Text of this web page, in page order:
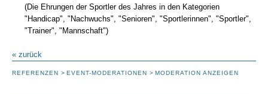
(Die Ehrungen der Sportler des Jahres in den Kategorien
"Handicap", "Nachwuchs", "Senioren", "Sportlerinnen", "Sportler",
"Trainer", "Mannschaft")
« zurück
REFERENZEN EVENT-MODERATIONEN MODERATION ANZEIGEN